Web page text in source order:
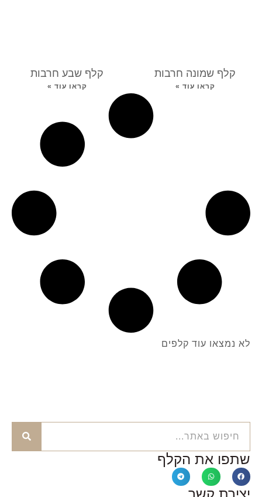
קלף שמונה חרבות
קראו עוד »
קלף שבע חרבות
קראו עוד »
לא נמצאו עוד קלפים
שתפו את הקלף